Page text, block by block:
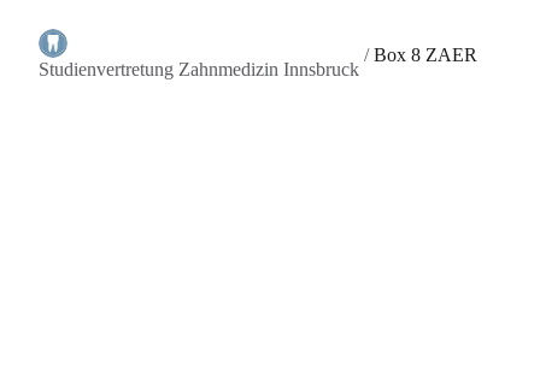
Studienvertretung Zahnmedizin Innsbruck
/Box 8 ZAER